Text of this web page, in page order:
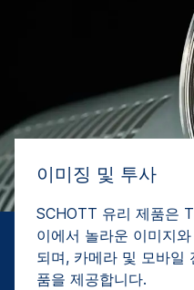
이미징 및 투사
SCHOTT 유리 제품은
이에서 놀라운 이미지
되며, 카메라 및 모바일
품을 제공합니다.